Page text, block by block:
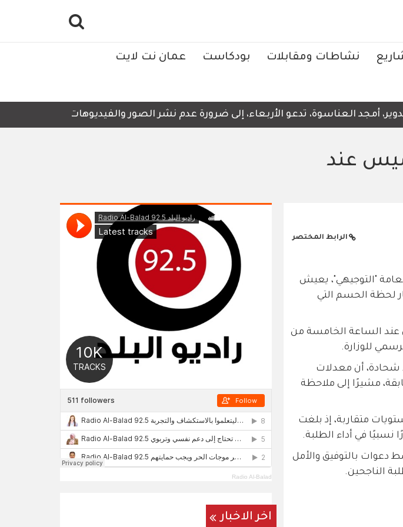
نشاطات ومقابلات بودكاست عمان نت لايت
أمجد العناسوة، تدعو الأربعاء، إلى ضرورة عدم نشر الصور والفيديوهات التي لا تحتوي
عند
الرابط المختصر
العامة "التوجيهي"، يعيش
لحظة الحسم التي
عند الساعة الخامسة من
للوزارة.
شحادة، أن معدلات
مشيرًا إلى ملاحظة
متقاربة، إذ بلغت
دعوات بالتوفيق والأمل
الناجحين.
Radio Al-Balad
اخر الاخبار